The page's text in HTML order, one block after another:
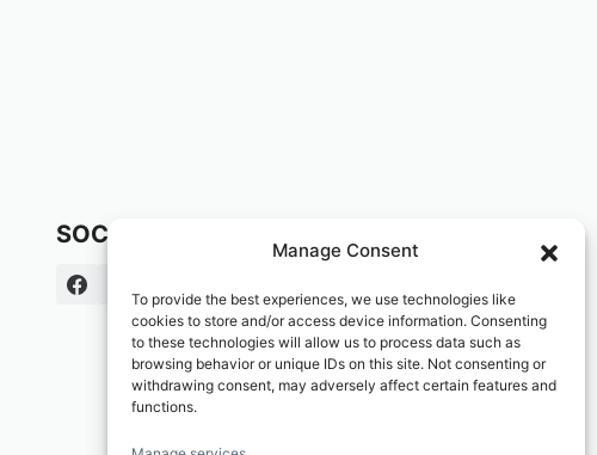
Manage Consent
To provide the best experiences, we use technologies like
cookies to store and/or access device information. Consenting
to these technologies will allow us to process data such as
browsing behavior or unique IDs on this site. Not consenting or
withdrawing consent, may adversely affect certain features and
functions.
SOCIAL: